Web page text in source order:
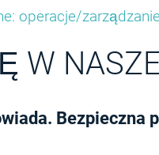
operacje/
W
Bezpieczna